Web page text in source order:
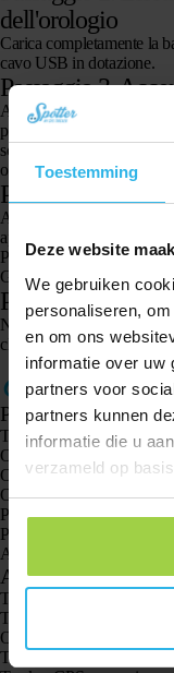
Toestemming
Deze website
We gebruiken
personaliseren,
en om ons
informatie over uw
partners voor
partners kunnen
informatie die u
verzameld op
dell'orologio
Carica completamente la
cavo USB in dotazione.
Passaggio 3.
Accendi lo Spotter GPS
pulsante SOS sul lato fino
schermo. Porta lo Spotter
ottenere la migliore
Passaggio 4.
Accedi al tuo account
apparirà una schermata
Per 3 minuti riceverai ogni
GPS Watch Explorer/
Passaggio 5. La
Non ricevi la posizione e
clienti tramiteil modulo di
Prodotti
Tracker GPS Spotter X10
Orologio GPS Spotter
Orologio GPS Spotter
Orologio GPS Spotter per
Pet Spotter Gatto
Pet Spotter Dog
Animal Spotter
Applicazioni
Trackers GPS
Tracker GPS per bambini
Orologi GPS per bambini
Tracker GPS per gatti